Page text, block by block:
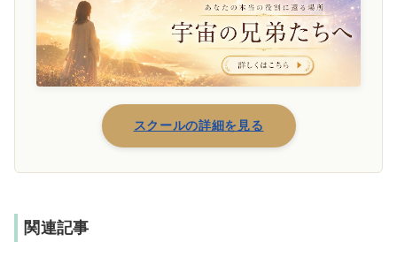
スクールの詳細を見る
関連記事